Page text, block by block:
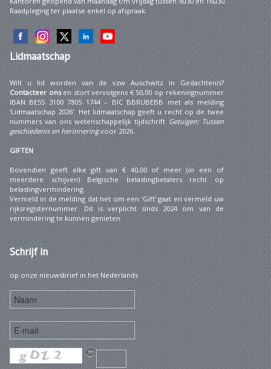
Raadpleging ter plaatse enkel op afspraak.
Lidmaatschap
Wilt u lid worden van de vzw Auschwitz in Gedachtenis?
Contacteer onsen stort vervolgens € 50,00 op rekeningnummer
IBAN BE55 3100 7805 1744 – BIC BBRUBEBB met als melding
‘Lidmaatschap 2026’. Het lidmaatschap geeft u recht op de twee
nummers van ons wetenschappelijk tijdschrift Getuigen: Tussen
geschiedenis en herinneringvoor 2026.
GIFTEN
Bovendien geeft elke gift van € 40,00 of meer (in een of
meerdere schijven) Belgische belastingbetalers recht op
belastingvermindering.
Vermeld in de melding dat het om een ‘Gift’ gaat en vermeld uw
rijksregisternummer. Dit is verplicht sinds 2024 om van de
vermindering te kunnen genieten.
Schrijfin
op onze nieuwsbrief in het Nederlands